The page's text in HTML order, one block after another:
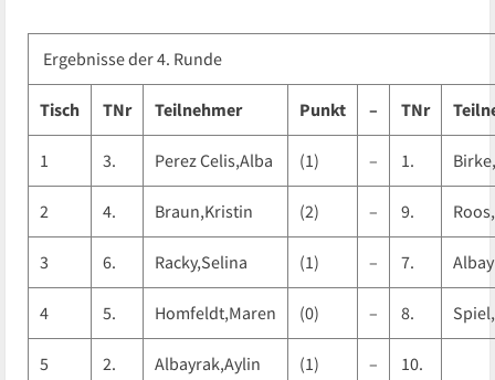
Ergebnisse der 4. Runde
Tisch TNr Teilnehmer Punkt – TNr
1 3. Perez Celis,Alba (1) – 1.
2 4. Braun,Kristin (2) – 9.
3 6. Racky,Selina (1) – 7.
4 5. Homfeldt,Maren (0) – 8.
5 2. Albayrak,Aylin (1) – 10.